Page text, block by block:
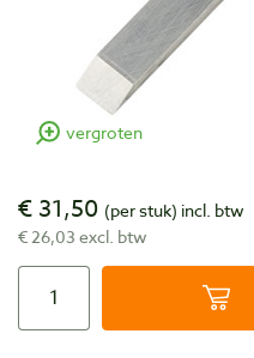
vergroten
€ 31,50 (per stuk) incl. btw
€ 26,03 excl. btw